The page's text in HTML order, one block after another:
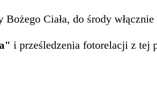
Ciała, do środy
i prześledzenia fotorelacji z tej